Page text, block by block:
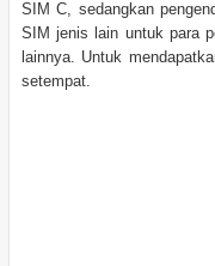
SIM C, sedangkan
SIM jenis lain untuk para
lainnya. Untuk
setempat.